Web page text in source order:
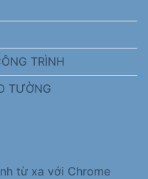
TRÌNH
TƯỜNG
từ xa với Chrome